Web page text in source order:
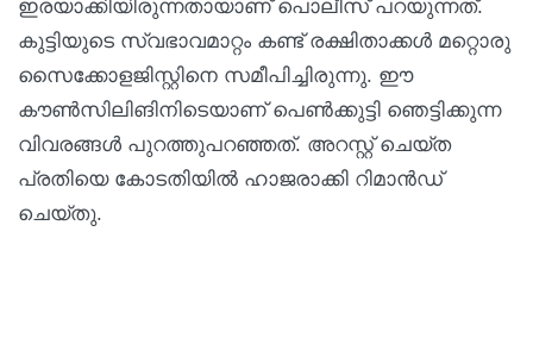
ഇരയാക്കിയിരുന്നതായാണ് പൊലീസ് പറയുന്നത്.
കുട്ടിയുടെ സ്വഭാവമാറ്റം കണ്ട് രക്ഷിതാക്കൾ മറ്റൊരു
സൈക്കോളജിസ്റ്റിനെ സമീപിച്ചിരുന്നു. ഈ
കൗൺസിലിങിനിടെയാണ് പെൺക്കുട്ടി ഞെട്ടിക്കുന്ന
വിവരങ്ങൾ പുറത്തുപറഞ്ഞത്. അറസ്റ്റ് ചെയ്ത
പ്രതിയെ കോടതിയിൽ ഹാജരാക്കി റിമാൻഡ്
ചെയ്തു.